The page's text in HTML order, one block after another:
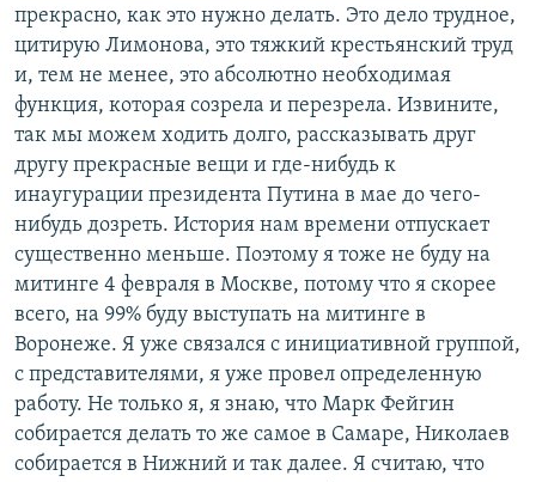
прекрасно, как это нужно делать. Это дело трудное,
цитирую Лимонова, это тяжкий крестьянский труд
и, тем не менее, это абсолютно необходимая
функция, которая созрела и перезрела. Извините,
так мы можем ходить долго, рассказывать друг
другу прекрасные вещи и где-нибудь к
инаугурации президента Путина в мае до чего-
нибудь дозреть. История нам времени отпускает
существенно меньше. Поэтому я тоже не буду на
митинге 4 февраля в Москве, потому что я скорее
всего, на 99% буду выступать на митинге в
Воронеже. Я уже связался с инициативной группой,
с представителями, я уже провел определенную
работу. Не только я, я знаю, что Марк Фейгин
собирается делать то же самое в Самаре, Николаев
собирается в Нижний и так далее. Я считаю, что